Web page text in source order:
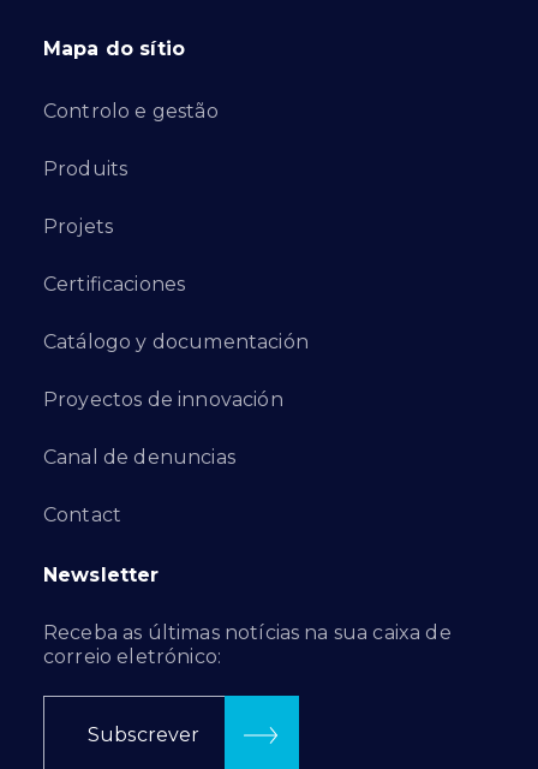
Mapa do sítio
Controlo e gestão
Produits
Projets
Certificaciones
Catálogo y documentación
Proyectos de innovación
Canal de denuncias
Contact
Newsletter
Receba as últimas notícias na sua caixa de
correio eletrónico:
Subscrever